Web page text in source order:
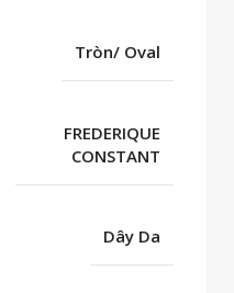
Tròn/ Oval
FREDERIQUE
CONSTANT
Dây Da